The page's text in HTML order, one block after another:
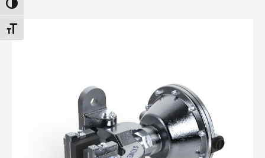
PASSER EN CONTRASTE ÉLEVÉ
CHANGER LA TAILLE DE LA POLICE